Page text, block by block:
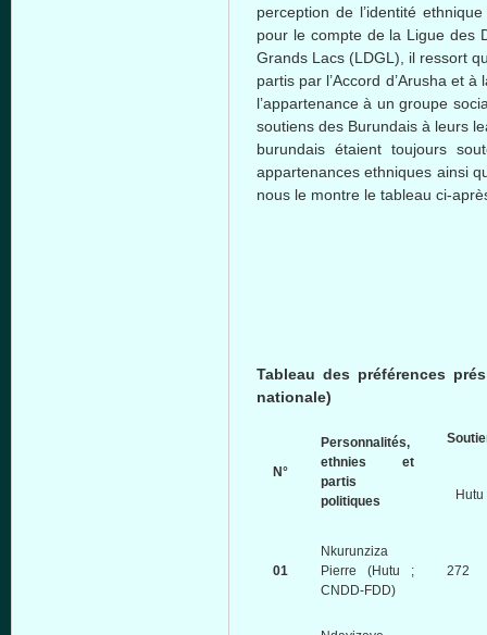
perception de l’identité
pour le compte de la Ligue des
Grands Lacs (LDGL), il ressort
partis par l’Accord d’Arusha et
l’appartenance à un groupe
soutiens des Burundais à leurs
burundais étaient toujours
appartenances ethniques ainsi
nous le montre le tableau ci-
Tableau des préférences
nationale)
N°
Personnalités,
ethnies et
partis
politiques
Hutu
01
Nkurunziza
Pierre (Hutu ;
CNDD-FDD)
272